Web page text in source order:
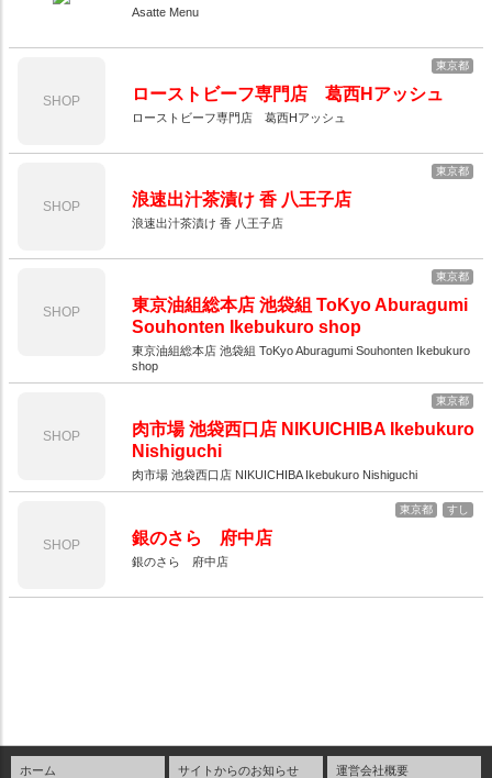
Asatte Menu
SHOP
東京都
ローストビーフ専門店 葛西Hアッシュ
ローストビーフ専門店 葛西Hアッシュ
SHOP
東京都
浪速出汁茶漬け 香 八王子店
浪速出汁茶漬け 香 八王子店
SHOP
東京都
東京油組総本店 池袋組 ToKyo Aburagumi
Souhonten Ikebukuro shop
東京油組総本店 池袋組 ToKyo Aburagumi Souhonten Ikebukuro
shop
SHOP
東京都
肉市場 池袋西口店 NIKUICHIBA Ikebukuro
Nishiguchi
肉市場 池袋西口店 NIKUICHIBA Ikebukuro Nishiguchi
SHOP
東京都 すし
銀のさら 府中店
銀のさら 府中店
ホーム サイトからのお知らせ 運営会社概要